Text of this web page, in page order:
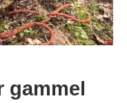
gammel